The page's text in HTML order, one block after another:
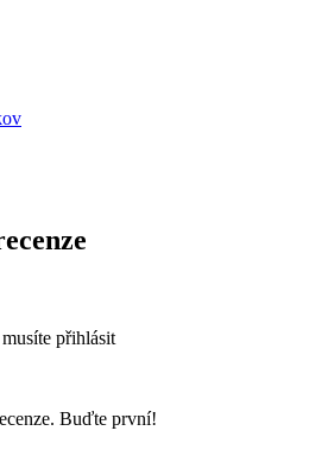
přihlásit
Buďte první!